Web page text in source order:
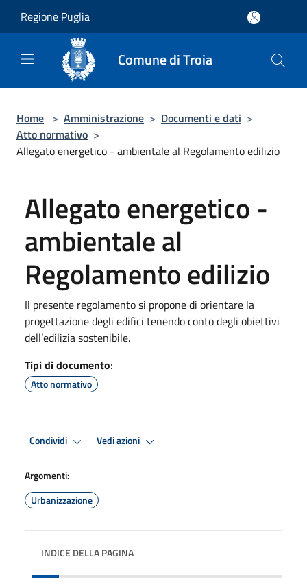
Regione Puglia
Comune di Troia
Home > Amministrazione > Documenti e dati >
Atto normativo >
Allegato energetico - ambientale al Regolamento edilizio
Allegato energetico -
ambientale al
Regolamento edilizio
Il presente regolamento si propone di orientare la
progettazione degli edifici tenendo conto degli obiettivi
dell’edilizia sostenibile.
Tipi di documento:
Atto normativo
Condividi Vedi azioni
Argomenti:
Urbanizzazione
INDICE DELLA PAGINA